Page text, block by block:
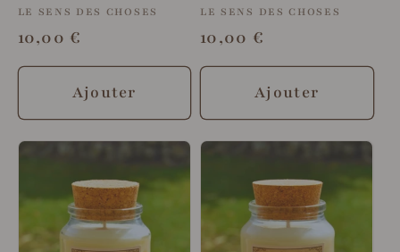
Fournisseur :
LE SENS DES CHOSES
Prix
habituel
10,00 €
Ajouter
Fournisseur :
LE SENS DES CHOSES
Prix
habituel
10,00 €
Ajouter